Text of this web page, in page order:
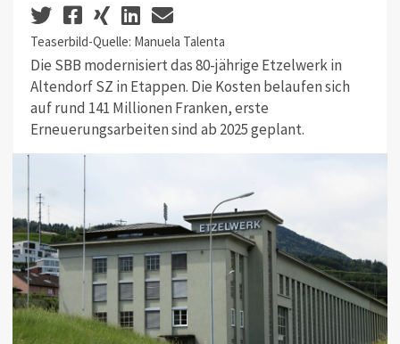
Teaserbild-Quelle: Manuela Talenta
Die SBB modernisiert das 80-jährige Etzelwerk in
Altendorf SZ in Etappen. Die Kosten belaufen sich
auf rund 141 Millionen Franken, erste
Erneuerungsarbeiten sind ab 2025 geplant.